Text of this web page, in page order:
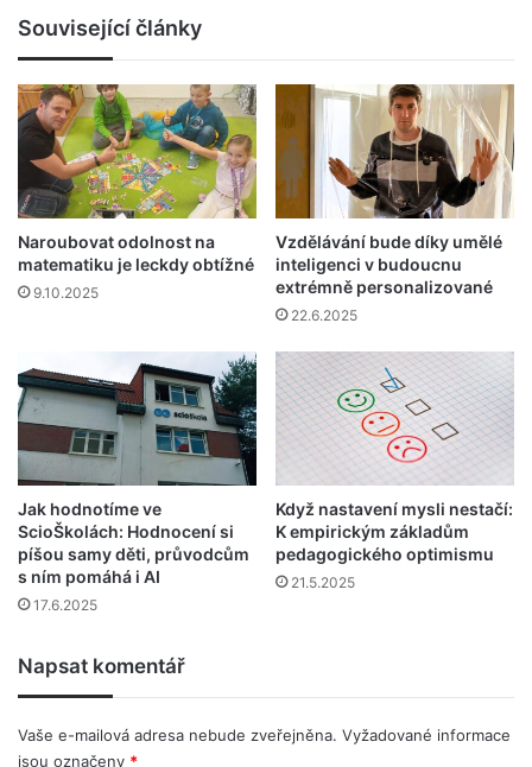
Související články
Naroubovat odolnost na
matematiku je leckdy obtížné
9.10.2025
Vzdělávání bude díky umělé
inteligenci v budoucnu
extrémně personalizované
22.6.2025
Jak hodnotíme ve
ScioŠkolách: Hodnocení si
píšou samy děti, průvodcům
s ním pomáhá i AI
17.6.2025
Když nastavení mysli nestačí:
K empirickým základům
pedagogického optimismu
21.5.2025
Napsat komentář
Vaše e-mailová adresa nebude zveřejněna. Vyžadované informace
jsou označeny *